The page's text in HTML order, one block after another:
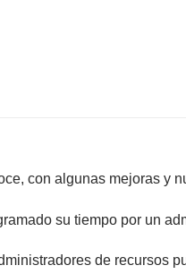
con algunas mejoras y
su tiempo por un
de recursos